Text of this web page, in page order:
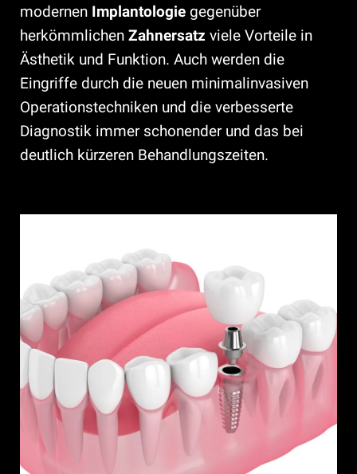
modernen Implantologie gegenüber
herkömmlichen Zahnersatz viele Vorteile in
Ästhetik und Funktion. Auch werden die
Eingriffe durch die neuen minimalinvasiven
Operationstechniken und die verbesserte
Diagnostik immer schonender und das bei
deutlich kürzeren Behandlungszeiten.